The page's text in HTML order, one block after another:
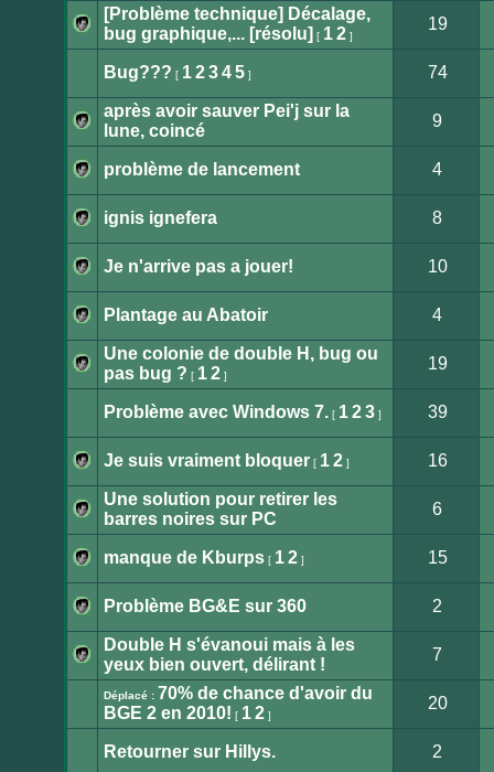
message
lu
Aucun
message
non
[Problème technique] Décalage,
bug graphique,... [résolu] [ 1 2]
19
message
non
lu
Bug??? [ 1 2 3 4 5] 74
Aucun
message
lu
après avoir sauver Pei'j sur la
lune, coincé
9
message
non
lu
problème de lancement 4
message
non
lu
ignis ignefera 8
message
non
lu
Je n'arrive pas a jouer! 10
message
non
lu
Plantage au Abatoir 4
Aucun
message
non
Une colonie de double H, bug ou
pas bug ? [ 1 2]
19
message
non
lu
Problème avec Windows 7.[ 1 2 3] 39
message
non
lu
Je suis vraiment bloquer[ 1 2] 16
Aucun
message
lu
Une solution pour retirer les
barres noires sur PC
6
message
non
lu
manque de Kburps[ 1 2] 15
message
lu
Problème BG&E sur 360 2
Aucun
message
non
Double H s'évanoui mais à les
yeux bien ouvert, délirant !
7
Sujet
déplacé
Déplacé : 70% de chance d'avoir du
BGE 2 en 2010! [ 1 2]
20
Retourner sur Hillys. 2